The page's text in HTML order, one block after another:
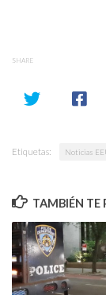
SHARE
Etiquetas: Noticias
TAMBIÉN TE